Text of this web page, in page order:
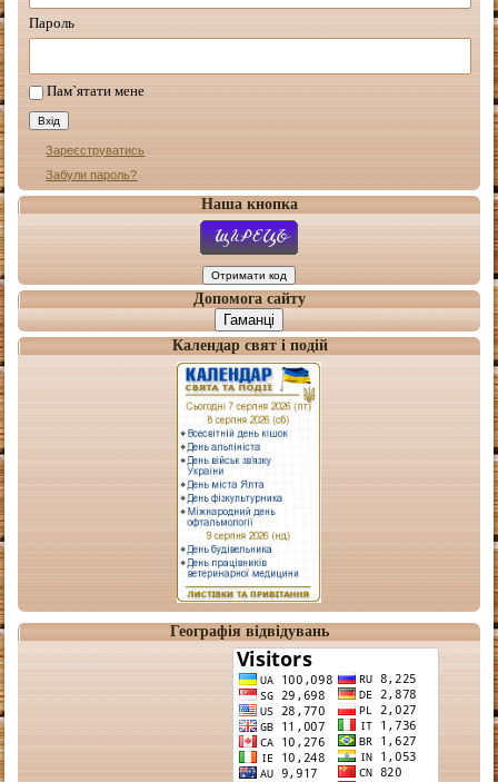
Пароль
Пам`ятати мене
Зареєструватись
Забули пароль?
Наша кнопка
Допомога сайту
Гаманці
Календар свят і подій
Географія відвідувань